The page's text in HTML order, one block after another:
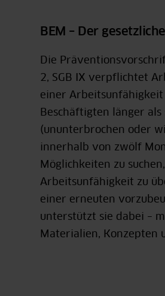
BEM – Der
Die
2, SGB IX verpflichtet
einer Arbeitsunfähigkeit
Beschäftigten länger als
(ununterbrochen oder
innerhalb von zwölf
Möglichkeiten zu
Arbeitsunfähigkeit zu
einer erneuten
unterstützt sie dabei –
Materialien, Konzepten